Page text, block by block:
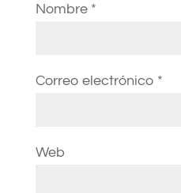
Nombre *
Correo electrónico *
Web